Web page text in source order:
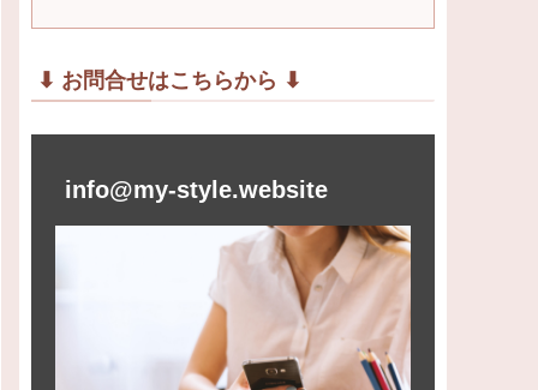
⬇︎ お問合せはこちらから ⬇︎
info@my-style.website